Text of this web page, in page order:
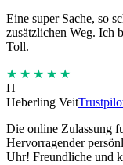
Eine super Sache, so
zusätzlichen Weg. Ich
Toll.
★★★★★
H
Heberling Veit
Die online Zulassung
Hervorragender
Uhr! Freundliche und